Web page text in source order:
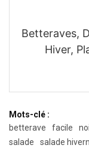
Betteraves,
Hiver,
Mots-clé :
betterave
facile
salade
salade